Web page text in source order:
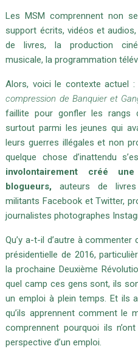
Les MSM comprennent non
support écrits, vidéos et
de livres, la production
musicale, la programmation
Alors, voici le contexte actuel
compression de Banquier et
faillite pour gonfler les rangs
surtout parmi les jeunes qui
leurs guerres illégales et non
quelque chose d’inattendu
involontairement créé
blogueurs, auteurs de livres
militants Facebook et Twitter,
journalistes photographes
Qu’y a-t-il d’autre à commenter
présidentielle de 2016,
la prochaine Deuxième
quel camp ces gens sont, ils
un emploi à plein temps. Et ils
qu’ils apprennent comment le
comprennent pourquoi ils
perspective d’un emploi.